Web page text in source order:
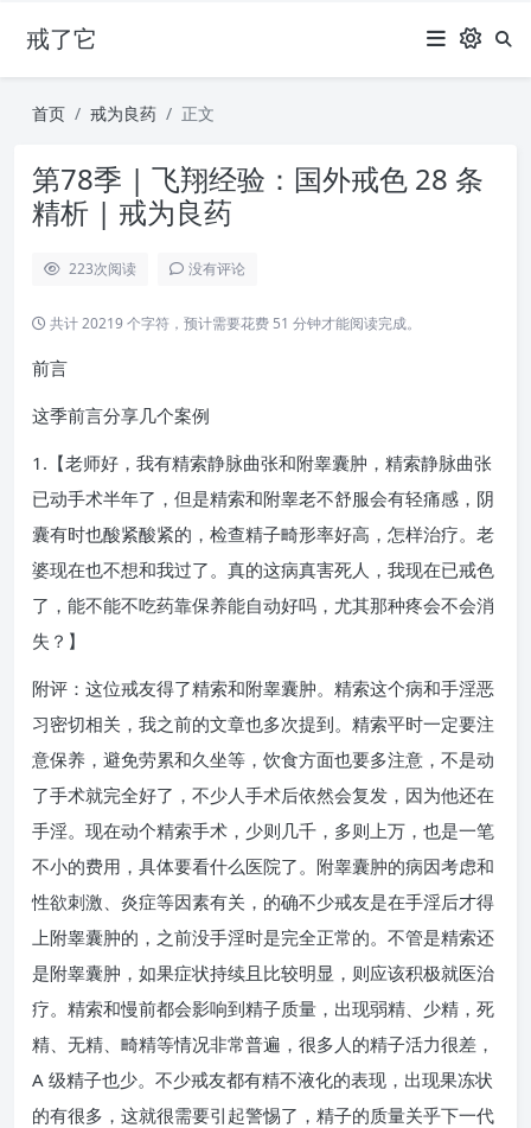
戒了它
首页 戒为良药 正文
第78季 | 飞翔经验：国外戒色 28 条
精析 | 戒为良药
223次阅读 没有评论
共计 20219 个字符，预计需要花费 51 分钟才能阅读完成。
前言
这季前言分享几个案例
1.【老师好，我有精索静脉曲张和附睾囊肿，精索静脉曲张
已动手术半年了，但是精索和附睾老不舒服会有轻痛感，阴
囊有时也酸紧酸紧的，检查精子畸形率好高，怎样治疗。老
婆现在也不想和我过了。真的这病真害死人，我现在已戒色
了，能不能不吃药靠保养能自动好吗，尤其那种疼会不会消
失？】
附评：这位戒友得了精索和附睾囊肿。精索这个病和手淫恶
习密切相关，我之前的文章也多次提到。精索平时一定要注
意保养，避免劳累和久坐等，饮食方面也要多注意，不是动
了手术就完全好了，不少人手术后依然会复发，因为他还在
手淫。现在动个精索手术，少则几千，多则上万，也是一笔
不小的费用，具体要看什么医院了。附睾囊肿的病因考虑和
性欲刺激、炎症等因素有关，的确不少戒友是在手淫后才得
上附睾囊肿的，之前没手淫时是完全正常的。不管是精索还
是附睾囊肿，如果症状持续且比较明显，则应该积极就医治
疗。精索和慢前都会影响到精子质量，出现弱精、少精，死
精、无精、畸精等情况非常普遍，很多人的精子活力很差，
A 级精子也少。不少戒友都有精不液化的表现，出现果冻状
的有很多，这就很需要引起警惕了，精子的质量关乎下一代